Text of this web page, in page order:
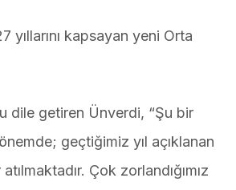
kapsayan yeni Orta
dile getiren Ünverdi, “Şu bir
geçtiğimiz yıl açıklanan
Çok zorlandığımız